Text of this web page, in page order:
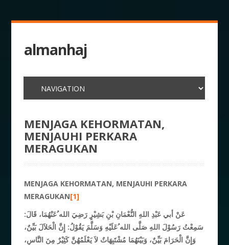
almanhaj
MENJAGA KEHORMATAN,
MENJAUHI PERKARA
MERAGUKAN
MENJAGA KEHORMATAN, MENJAUHI PERKARA
MERAGUKAN[1]
عَنْ أبي عَبْدِ اللهِ النُّعْمَانِ بْنِ بَشِيْرٍ رَضِيَ الله ُعَنْهُمَا، قَالَ:
سَمِعْتُ رَسُوْلَ اللهِ صَلَّى الله ُعَلَيْهِ وَسَلَّمَ يَقُوْلُ: إِنَّ الْحَلاَلَ بَيِّنٌ،
وَإِنَّ الْحَرَامَ بَيِّنٌ، وَبَيْنَهُمَا مُشْتَبِهَاتٌ لاَ يَعْلَمُهُنَّ كَثِيْرٌ مِنَ النَّاسِ،